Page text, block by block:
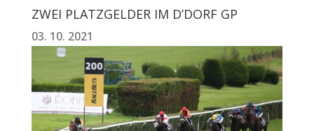
ZWEI PLATZGELDER IM D’DORF GP
03. 10. 2021